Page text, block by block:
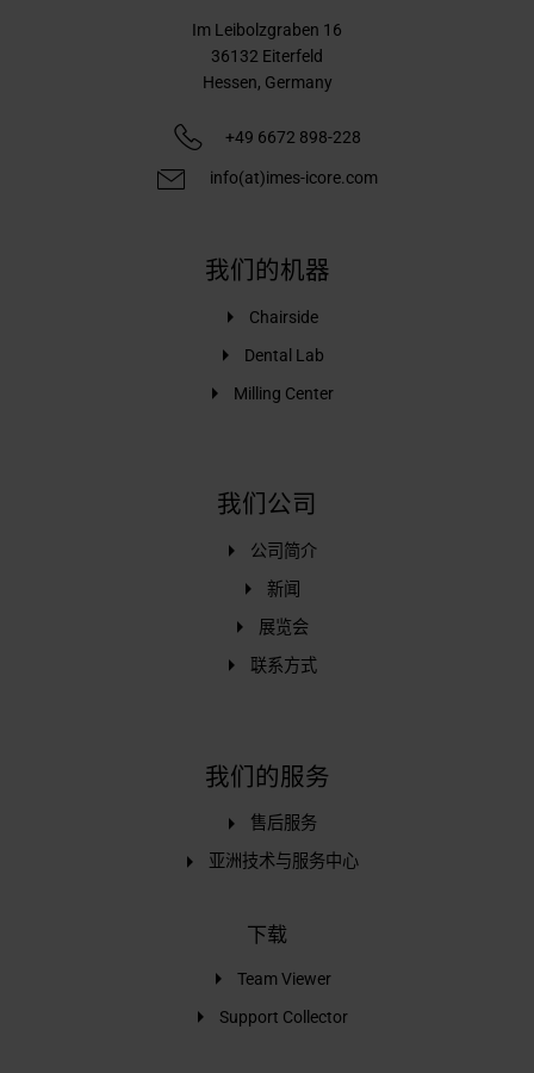
Im Leibolzgraben 16
36132 Eiterfeld
Hessen, Germany
+49 6672 898-228
info(at)imes-icore.com
我们的机器
Chairside
Dental Lab
Milling Center
我们公司
公司简介
新闻
展览会
联系方式
我们的服务
售后服务
亚洲技术与服务中心
下载
Team Viewer
Support Collector